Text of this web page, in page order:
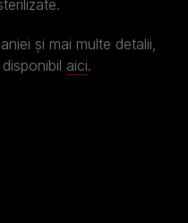
și mai multe detalii,
aici.